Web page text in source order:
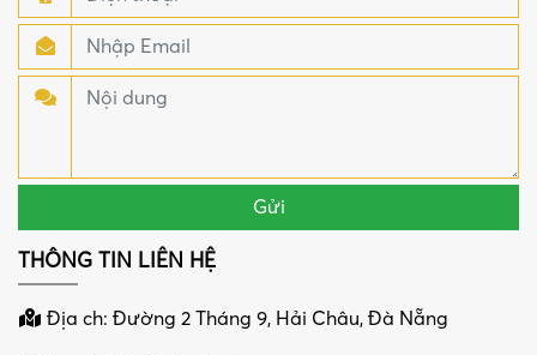
THÔNG TIN LIÊN HỆ
Địa ch: Đường 2 Tháng 9, Hải Châu, Đà Nẵng